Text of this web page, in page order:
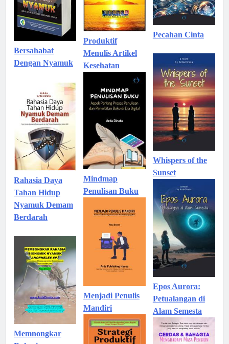
Bersahabat
Dengan Nyamuk
Rahasia Daya
Tahan Hidup
Nyamuk Demam
Berdarah
Memnongkar
Produktif
Menulis Artikel
Kesehatan
Mindmap
Penulisan Buku
Menjadi Penulis
Mandiri
Pecahan Cinta
Whispers of the
Sunset
Epos Aurora:
Petualangan di
Alam Semesta